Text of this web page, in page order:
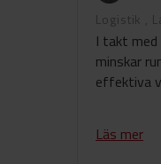
Logistik ,
I takt
minskar
effektiva
Läs mer